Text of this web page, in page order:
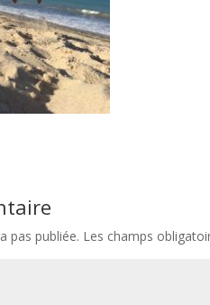
pas publiée. Les champs